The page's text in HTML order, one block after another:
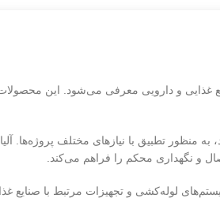
و نگهداری محکم را فراهم می‌کند.
لوله‌کشی و تجهیزات مرتبط با صنایع